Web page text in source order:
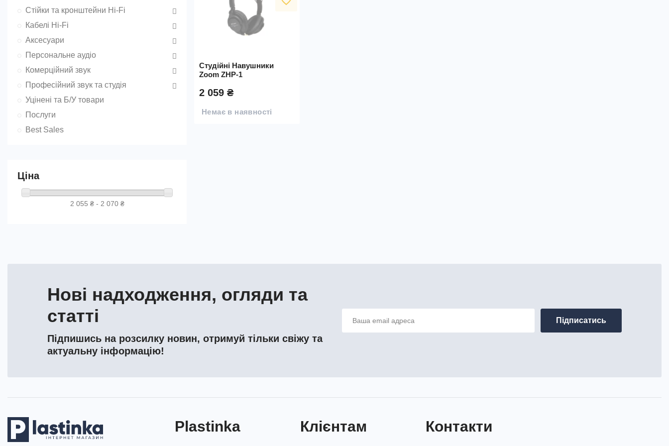
Студійні Навушники
Zoom ZHP-1
2 059 ₴
Немає в наявності
Стійки та кронштейни Hi-Fi
Кабелі Hi-Fi
Аксесуари
Персональне аудіо
Комерційний звук
Професійний звук та студія
Уцінені та Б/У товари
Послуги
Best Sales
Ціна
2 055 ₴ - 2 070 ₴
Нові надходження, огляди та
статті
Підпишись на розсилку новин, отримуй тільки свіжу та
актуальну інформацію!
Plastinka Клієнтам Контакти